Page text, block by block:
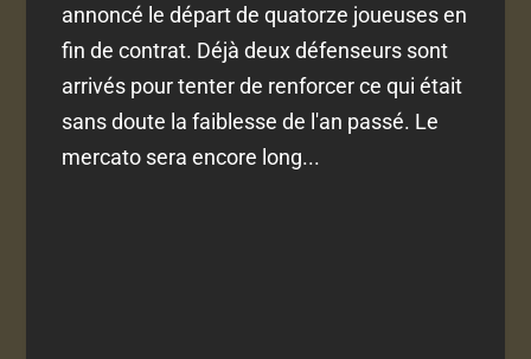
annoncé le départ de quatorze joueuses en
fin de contrat. Déjà deux défenseurs sont
arrivés pour tenter de renforcer ce qui était
sans doute la faiblesse de l'an passé. Le
mercato sera encore long...